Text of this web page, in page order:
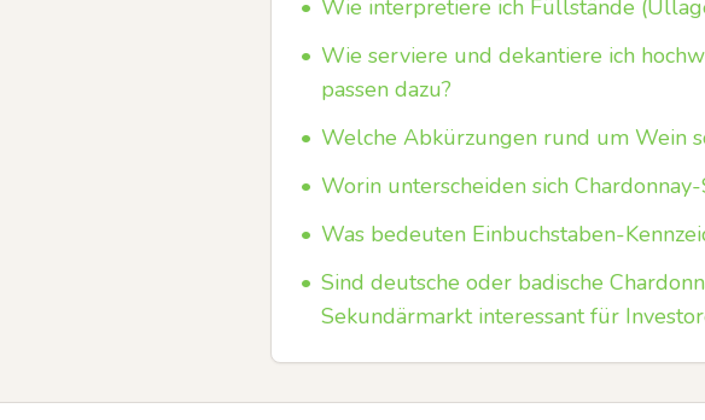
• Wie interpretiere ich Füllstände
• Wie serviere und dekantiere ich
passen dazu?
• Welche Abkürzungen rund um Wein
• Worin unterscheiden sich
• Was bedeuten Einbuchstaben-
• Sind deutsche oder badische
Sekundärmarkt interessant für